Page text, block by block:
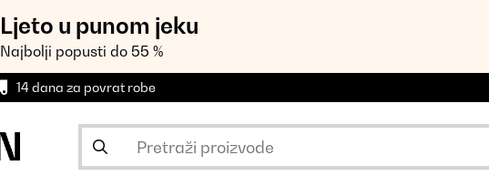
Ljeto u punom jeku
Najbolji popusti do 55 %
14 dana za povrat robe